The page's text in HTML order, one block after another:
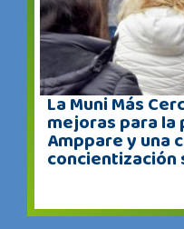
La Muni Más
mejoras para la
Amppare y una